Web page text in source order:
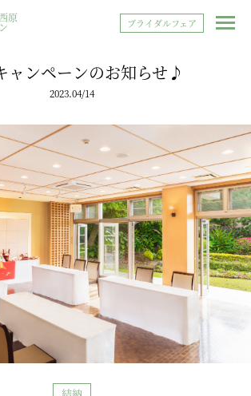
原 ブライダルフェア
ャンペーンのお知らせ♪
2023.04/14
結納